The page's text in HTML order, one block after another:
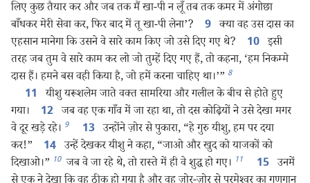
लिए कुछ तैयार कर और जब तक मैं खा-पी न लूँ तब तक कमर में अंगोछा
बाँधकर मेरी सेवा कर, फिर बाद में तू खा-पी लेना’?
9 क्या वह उस दास का
एहसान मानेगा कि उसने वे सारे काम किए जो उसे दिए गए थे?
10 इसी
तरह जब तुम वे सारे काम कर लो जो तुम्हें दिए गए हैं, तो कहना, ‘हम निकम्मे
दास हैं। हमने बस वही किया है, जो हमें करना चाहिए था।’” 8
11
यीशु यरूशलेम जाते वक्‍त सामरिया और गलील के बीच से होते हुए
गया।
12 जब वह एक गाँव में जा रहा था, तो दस कोढ़ियों ने उसे देखा मगर
वे दूर खड़े रहे। 9 13 उन्होंने ज़ोर से पुकारा, “हे गुरु यीशु, हम पर दया
कर!”
14 उन्हें देखकर यीशु ने कहा, “जाओ और खुद को याजकों को
दिखाओ।” 10 जब वे जा रहे थे, तो रास्ते में ही वे शुद्ध हो गए। 11 15 उनमें